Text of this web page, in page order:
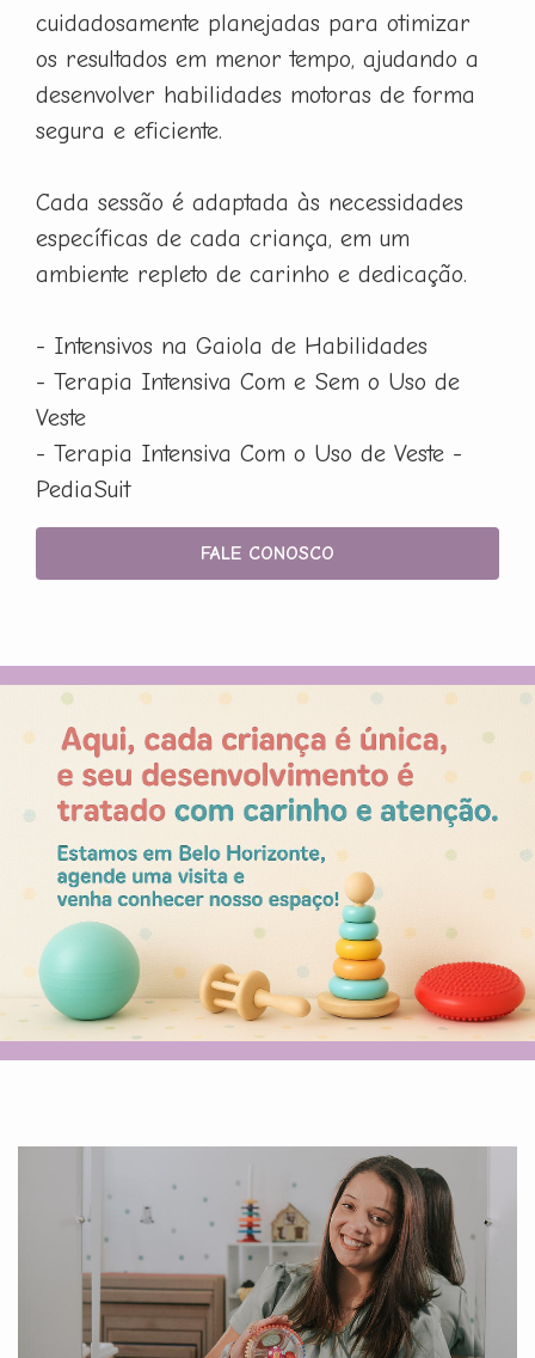
cuidadosamente planejadas para otimizar
os resultados em menor tempo, ajudando a
desenvolver habilidades motoras de forma
segura e eficiente.
Cada sessão é adaptada às necessidades
específicas de cada criança, em um
ambiente repleto de carinho e dedicação.
- Intensivos na Gaiola de Habilidades
- Terapia Intensiva Com e Sem o Uso de
Veste
- Terapia Intensiva Com o Uso de Veste -
PediaSuit
FALE CONOSCO